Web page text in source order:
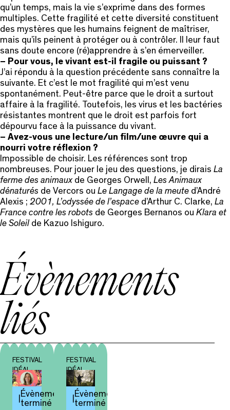
qu’un temps, mais la vie s’exprime dans des formes
multiples. Cette fragilité et cette diversité constituent
des mystères que les humains feignent de maîtriser,
mais qu’ils peinent à protéger ou à contrôler. Il leur faut
sans doute encore (ré)apprendre à s’en émerveiller.
– Pour vous, le vivant est-il fragile ou puissant ?
J’ai répondu à la question précédente sans connaître la
suivante. Et c’est le mot fragilité qui m’est venu
spontanément. Peut-être parce que le droit a surtout
affaire à la fragilité. Toutefois, les virus et les bactéries
résistantes montrent que le droit est parfois fort
dépourvu face à la puissance du vivant.
– Avez-vous une lecture/un film/une œuvre qui a
nourri votre réflexion ?
Impossible de choisir. Les références sont trop
nombreuses. Pour jouer le jeu des questions, je dirais La
ferme des animauxde Georges Orwell, Les Animaux
dénaturés de Vercors ou Le Langage de la meute d’André
Alexis ; 2001, L’odyssée de l’espace d’Arthur C. Clarke, La
France contre les robots de Georges Bernanos ou Klara et
le Soleil de Kazuo Ishiguro.
Évènements
liés
FESTIVAL
IDÉAL
Évènement
terminé
FESTIVAL
IDÉAL
Évènement
terminé